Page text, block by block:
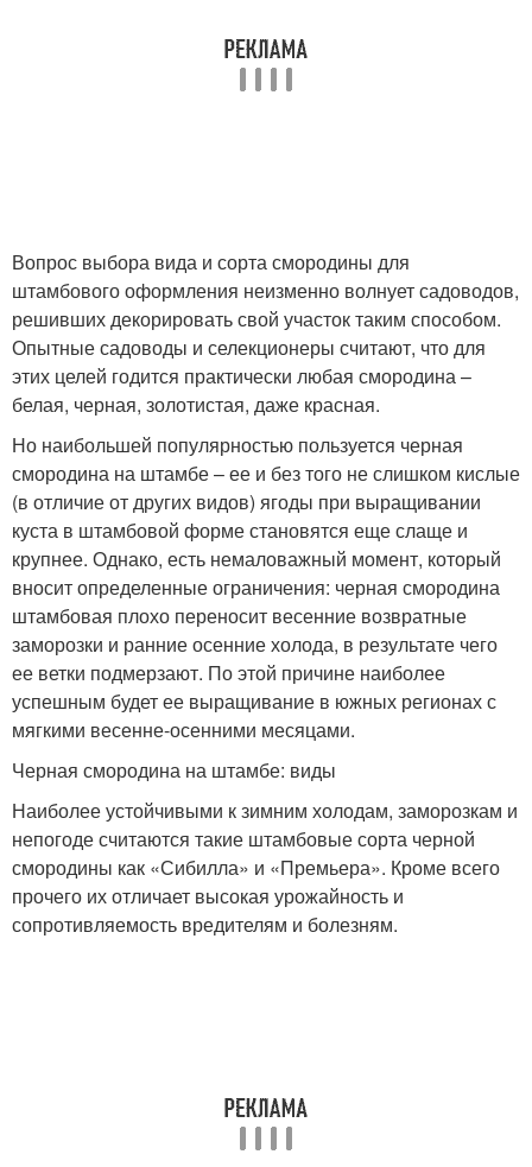
Вопрос выбора вида и сорта смородины для
штамбового оформления неизменно волнует садоводов,
решивших декорировать свой участок таким способом.
Опытные садоводы и селекционеры считают, что для
этих целей годится практически любая смородина –
белая, черная, золотистая, даже красная.
Но наибольшей популярностью пользуется черная
смородина на штамбе – ее и без того не слишком кислые
(в отличие от других видов) ягоды при выращивании
куста в штамбовой форме становятся еще слаще и
крупнее. Однако, есть немаловажный момент, который
вносит определенные ограничения: черная смородина
штамбовая плохо переносит весенние возвратные
заморозки и ранние осенние холода, в результате чего
ее ветки подмерзают. По этой причине наиболее
успешным будет ее выращивание в южных регионах с
мягкими весенне-осенними месяцами.
Черная смородина на штамбе: виды
Наиболее устойчивыми к зимним холодам, заморозкам и
непогоде считаются такие штамбовые сорта черной
смородины как «Сибилла» и «Премьера». Кроме всего
прочего их отличает высокая урожайность и
сопротивляемость вредителям и болезням.